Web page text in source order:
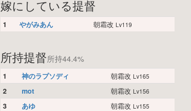
嫁にしている提督
1 やがみあん 朝霜改 Lv119
所持提督所持44.4%
1 神のラプソディ 朝霜改 Lv165
2 mot 朝霜改 Lv156
3 あゆ 朝霜改 Lv155